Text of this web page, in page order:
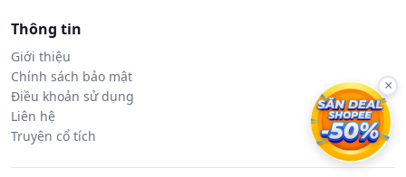
Thông tin
Giới thiệu
Chính sách bảo mật
Điều khoản sử dụng
Liên hệ
Truyện cổ tích
×